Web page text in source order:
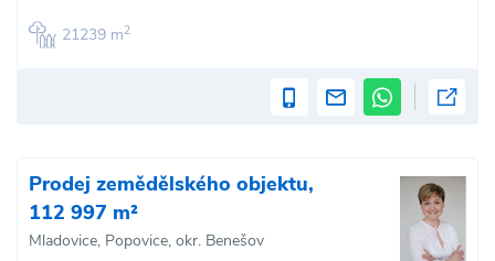
21239 m2
Prodej zemědělského objektu,
112 997 m²
Mladovice, Popovice, okr. Benešov